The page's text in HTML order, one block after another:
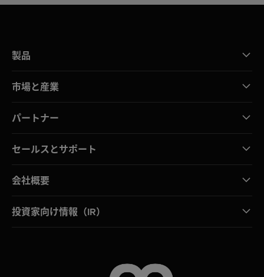
製品
市場と産業
パートナー
セールスとサポート
会社概要
投資家向け情報（IR）